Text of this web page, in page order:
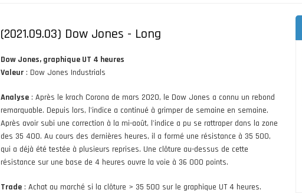
(2021.09.03) Dow Jones - Long
Dow Jones, graphique UT 4 heures
Valeur : Dow Jones Industrials
Analyse : Après le krach Corona de mars 2020, le Dow Jones a connu un rebond
remarquable. Depuis lors, l'indice a continué à grimper de semaine en semaine.
Après avoir subi une correction à la mi-août, l'indice a pu se rattraper dans la zone
des 35 400. Au cours des dernières heures, il a formé une résistance à 35 500,
qui a déjà été testée à plusieurs reprises. Une clôture au-dessus de cette
résistance sur une base de 4 heures ouvre la voie à 36 000 points.
Trade : Achat au marché si la clôture > 35 500 sur le graphique UT 4 heures.